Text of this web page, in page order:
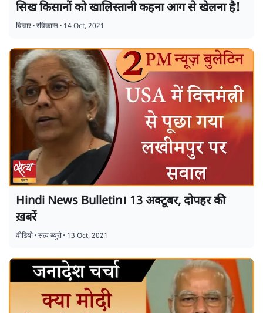
सिख किसानों को खालिस्तानी कहना आग से खेलना है!
विचार•रविकान्त• 14 Oct, 2021
Hindi News Bulletin। 13 अक्टूबर, दोपहर की
ख़बरें
वीडियो•सत्य ब्यूरो• 13 Oct, 2021